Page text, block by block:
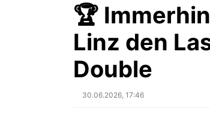
🏆
Linz den
Double
Posted
30.06.2026, 17:46